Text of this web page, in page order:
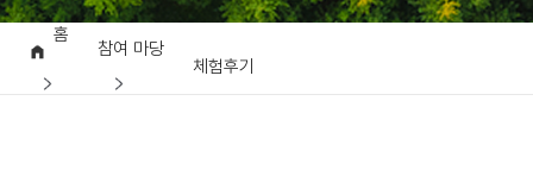
홈
참여 마당
체험후기